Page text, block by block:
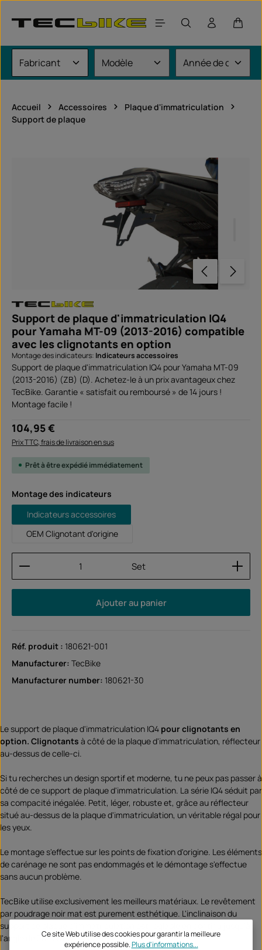
Le
Accueil Accessoires
Plaque d'immatriculation
Support de plaque
Support de plaque d'immatriculation IQ4
pour Yamaha MT-09 (2013-2016) compatible
avec les clignotants en option
Montage des indicateurs: Indicateurs accessoires
Support de plaque d'immatriculation IQ4 pour Yamaha MT-09
(2013-2016) (ZB) (D). Achetez-le à un prix avantageux chez
TecBike. Garantie « satisfait ou remboursé » de 14 jours !
Montage facile !
Prix régulier :
104,95 €
Prix TTC, frais de livraison en sus
Prêt à être expédié immédiatement
Sélectionnez
Montage des indicateurs
Indicateurs accessoires
OEM Clignotant d'origine
Quantité de produit : Entrez la quantité
Set
Ajouter au panier
Réf. produit : 180621-001
Manufacturer: TecBike
Manufacturer number: 180621-30
Le support de plaque d'immatriculation IQ4 pour clignotants en
option. Clignotants à côté de la plaque d'immatriculation, réflecteur
au-dessus de celle-ci.
Si tu recherches un design sportif et moderne, tu ne peux pas passer à
côté de ce support de plaque d'immatriculation. La série IQ4 séduit par
sa compacité inégalée. Petit, léger, robuste et, grâce au réflecteur
situé au-dessus de la plaque d'immatriculation, un véritable régal pour
les yeux.
Le montage s'effectue sur les points de fixation d'origine. Les éléments
de carénage ne sont pas endommagés et le démontage s'effectue
sans aucun problème.
TecBike utilise exclusivement les meilleurs matériaux. Le revêtement
par poudrage noir mat est purement esthétique. L'inclinaison du
support de plaque d'immatriculation est réglable en continu jusqu'à
l'angle de 30° prescrit par la loi.
Ce site Web utilise des cookies pour garantir la meilleure
expérience possible.Plus d'informations...